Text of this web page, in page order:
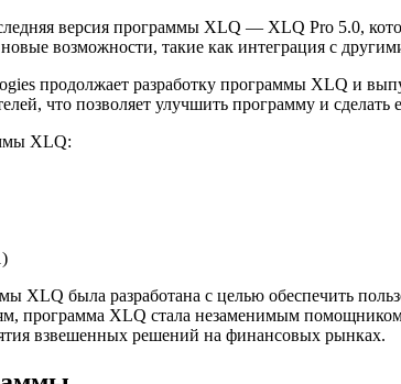
версия программы XLQ — XLQ Pro 5.0,
возможности, такие как интеграция с
продолжает разработку программы XLQ и
что позволяет улучшить программу и сделать
XLQ:
XLQ была разработана с целью обеспечить
программа XLQ стала незаменимым
взвешенных решений на финансовых рынках.